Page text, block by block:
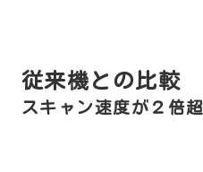
従来機との比較
スキャン速度が２倍超